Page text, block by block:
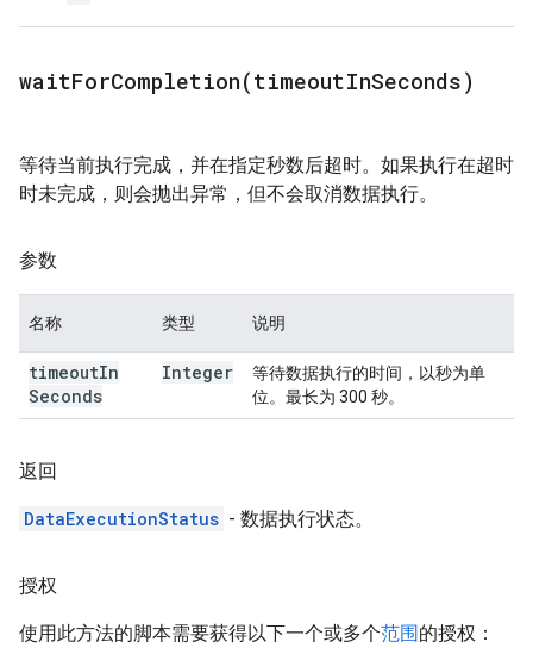
waitForCompletion(timeoutInSeconds)
等待当前执行完成，并在指定秒数后超时。如果执行在超时
时未完成，则会抛出异常，但不会取消数据执行。
参数
名称 类型 说明
timeoutIn
Seconds
Integer
等待数据执行的时间，以秒为单
位。最长为 300 秒。
返回
DataExecutionStatus - 数据执行状态。
授权
使用此方法的脚本需要获得以下一个或多个范围的授权：